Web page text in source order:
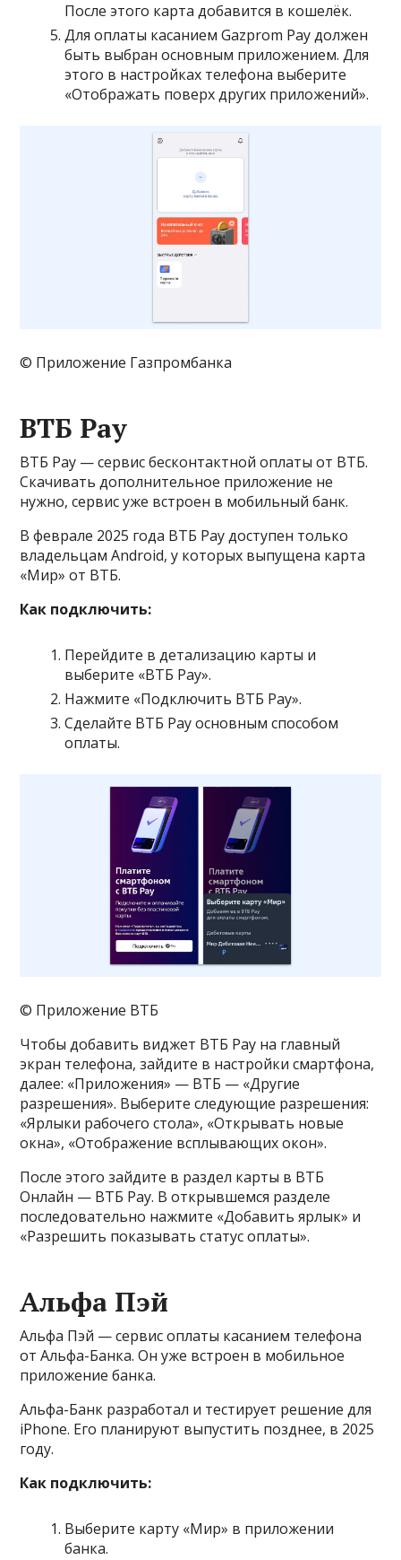
После этого карта добавится в кошелёк.
Для оплаты касанием Gazprom Pay должен
быть выбран основным приложением. Для
этого в настройках телефона выберите
«Отображать поверх других приложений».
© Приложение Газпромбанка
ВТБ Pay
ВТБ Pay — сервис бесконтактной оплаты от ВТБ.
Скачивать дополнительное приложение не
нужно, сервис уже встроен в мобильный банк.
В феврале 2025 года ВТБ Pay доступен только
владельцам Android, у которых выпущена карта
«Мир» от ВТБ.
Как подключить:
Перейдите в детализацию карты и
выберите «ВТБ Pay».
Нажмите «Подключить ВТБ Pay».
Сделайте ВТБ Pay основным способом
оплаты.
© Приложение ВТБ
Чтобы добавить виджет ВТБ Pay на главный
экран телефона, зайдите в настройки смартфона,
далее: «Приложения» — ВТБ — «Другие
разрешения». Выберите следующие разрешения:
«Ярлыки рабочего стола», «Открывать новые
окна», «Отображение всплывающих окон».
После этого зайдите в раздел карты в ВТБ
Онлайн — ВТБ Pay. В открывшемся разделе
последовательно нажмите «Добавить ярлык» и
«Разрешить показывать статус оплаты».
Альфа Пэй
Альфа Пэй — сервис оплаты касанием телефона
от Альфа-Банка. Он уже встроен в мобильное
приложение банка.
Альфа-Банк разработал и тестирует решение для
iPhone. Его планируют выпустить позднее, в 2025
году.
Как подключить:
Выберите карту «Мир» в приложении
банка.